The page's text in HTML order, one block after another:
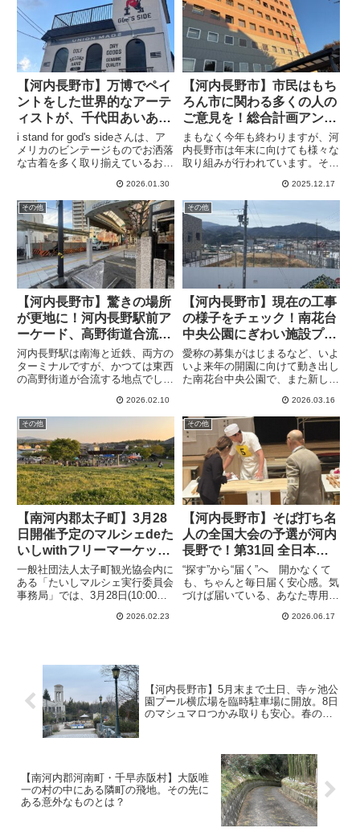
【河内長野市】万博でペイ
ントをした世界的なアーテ
ィストが、千代田あいあい
通りの古着屋さんの白壁に
絵を
i stand for god's sideさんは、ア
メリカのビンテージものでお洒落
な古着を多く取り揃えているお店
で構成されていて、以前の白壁だ
けのときとは趣が異なって、楽し
さが増した気がします。アーティ
ストはオーナーの友人で、名前は
Cook Dissizit(@cookdissizit)さん
です。大阪万博会場に、
「WORLD EXPO 2025」の文字
の入った横幅約60mの壁画を描き
ました。
2026.01.30
【河内長野市】市民はもち
ろん市に関わる多くの人の
ご意見を！総合計画アンケ
ートに回答して未来を創ろ
う
まもなく今年も終わりますが、河
内長野市は年末に向けても様々な
取り組みが行われています。その
株式会社マーケットエンタープラ
イズと連携協定を締結し、リユー
スプラットフォーム「おいくら」
を通じたリユース（再利用...
2025.12.17
その他
【河内長野市】驚きの場所
が更地に！河内長野駅前ア
ーケード、高野街道合流点
そばの家屋が取り壊されま
した(2024年2月25日アー
カイブ）
河内長野駅は南海と近鉄、両方の
ターミナルですが、かつては東西
の高野街道が合流する地点でし
けですが、それを現すかのよう
に、アーケードの商店街の入口横
に古い建物が残っていました。と
ころが先日、その建物が取り壊さ
れた
2026.02.10
その他
【河内長野市】現在の工事
の様子をチェック！南花台
中央公園にぎわい施設プロ
ジェクトの応援ガバメント
クラウドファンディングが
スタート。
愛称の募集がはじまるなど、いよ
いよ来年の開園に向けて動き出し
た南花台中央公園で、また新しい
「PR」それは万博建築家の米澤
隆と梓設計によるコラボが実現
し、南花台中央公園のにぎわい施
設プロジェクトを応援するという
内容...
2026.03.16
その他
【南河内郡太子町】3月28
日開催予定のマルシェdeた
いしwithフリーマーケット
の出店者（フリマ、キッチ
ンカー、飲食、あて物な
ど）を募集中
一般社団法人太子町観光協会内に
ある「たいしマルシェ実行委員会
事務局」では、3月28日(10:00～
「マルシェdeたいしwithフリーマ
2026.02.23
その他
【河内長野市】そば打ち名
人の全国大会の予選が河内
長野で！第31回 全日本素
人そば打ち名人大会関西予
選を直撃取材
“探す”から“届く”へ 開かなくて
も、ちゃんと毎日届く安心感。気
づけば届いている、あなた専用の
はないにせよ、きつねうどんの発
2026.06.17
【河内長野市】5月末まで土日、寺ヶ池公
園プール横広場を臨時駐車場に開放。8日
のマシュマロつかみ取りも安心。春の混
【南河内郡河南町・千早赤阪村】大阪唯
一の村の中にある隣町の飛地。その先に
ある意外なものとは？